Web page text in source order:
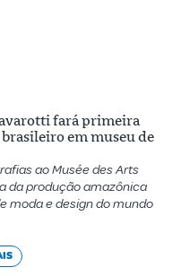
fará primeira
em museu de
ao Musée des Arts
da produção amazônica
moda e design do mundo